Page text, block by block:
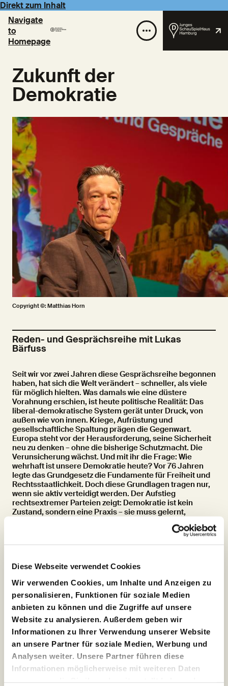
Diese Webseite verwendet Cookies
Wir verwenden Cookies, um Inhalte und Anzeigen zu
personalisieren, Funktionen für soziale Medien
anbieten zu können und die Zugriffe auf unsere
Website zu analysieren. Außerdem geben wir
Informationen zu Ihrer Verwendung unserer Website
an unsere Partner für soziale Medien, Werbung und
Analysen weiter. Unsere Partner führen diese
Informationen möglicherweise mit weiteren Daten
Direkt zum Inhalt
Navigate
to
Homepage
Zukunft der
Demokratie
Copyright ©: Matthias Horn
Reden- und Gesprächsreihe mit Lukas
Bärfuss
Seit wir vor zwei Jahren diese Gesprächsreihe begonnen
haben, hat sich die Welt verändert – schneller, als viele
für möglich hielten. Was damals wie eine düstere
Vorahnung erschien, ist heute politische Realität: Das
liberal-demokratische System gerät unter Druck, von
außen wie von innen. Kriege, Aufrüstung und
gesellschaftliche Spaltung prägen die Gegenwart.
Europa steht vor der Herausforderung, seine Sicherheit
neu zu denken – ohne die bisherige Schutzmacht. Die
Verunsicherung wächst. Und mit ihr die Frage: Wie
wehrhaft ist unsere Demokratie heute? Vor 76 Jahren
legte das Grundgesetz die Fundamente für Freiheit und
Rechtsstaatlichkeit. Doch diese Grundlagen tragen nur,
wenn sie aktiv verteidigt werden. Der Aufstieg
rechtsextremer Parteien zeigt: Demokratie ist kein
Zustand, sondern eine Praxis – sie muss gelernt,
verteidigt und gestaltet werden. Immer wieder neu. Was
bedeutet Demokratie heute – für uns, hier und jetzt? Seit
zwei Jahren stellen wir diese Frage gemeinsam mit
sind. Sie stehen zur Disposition – politisch,
Frage: Welche Rolle spielen wir selbst in ihrer
Verteidigung?
Die bisherigen Ausgaben haben gezeigt, wie groß das
Bedürfnis nach Orientierung ist: Volle Säle, konzentrierte
Gespräche und prägnante Impulse von Gästen wie
Herfried Münkler, Herta Müller, Carolin Emcke, Karl
Schlögel, Didier Eribon, Hedwig Richter, Kirsten Fehrs,
Irina Rastorgueva, Omri Böhm, Ronen Steinke, Steffen
Mau und Mely Kiyak.